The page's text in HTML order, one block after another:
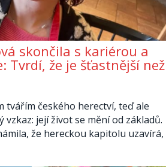
skončila s kariérou a
Tvrdí, že je šťastnější než
tvářím českého herectví, teď ale
její život se mění od základů.
že hereckou kapitolu uzavírá,